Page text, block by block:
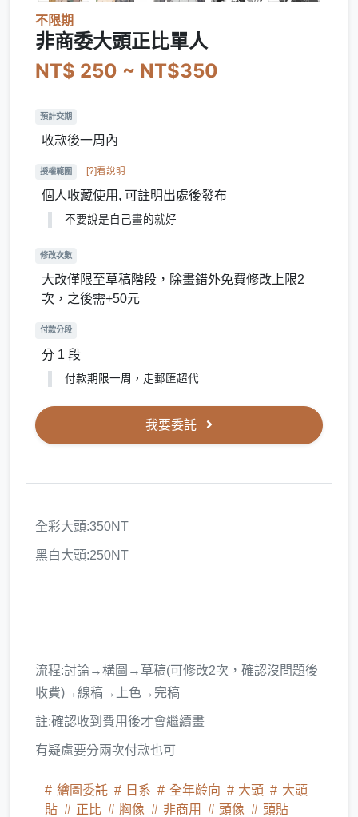
不限期
非商委大頭正比單人
NT$ 250 ~ NT$350
預計交期
收款後一周內
授權範圍 [?]看說明
個人收藏使用, 可註明出處後發布
不要說是自己畫的就好
修改次數
大改僅限至草稿階段，除畫錯外免費修改上限2
次，之後需+50元
付款分段
分 1 段
付款期限一周，走郵匯超代
我要委託
全彩大頭:350NT
黑白大頭:250NT
流程:討論→構圖→草稿(可修改2次，確認沒問題後
收費)→線稿→上色→完稿
註:確認收到費用後才會繼續畫
有疑慮要分兩次付款也可
繪圖委託 日系 全年齡向 大頭
大頭
貼
正比 胸像 非商用 頭像 頭貼